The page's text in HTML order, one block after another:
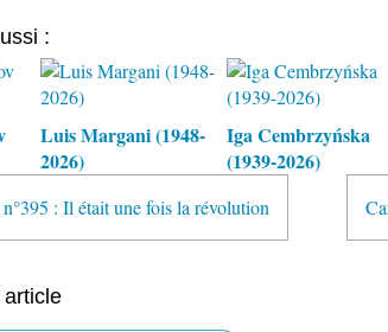
:
Luis Margani (1948-
2026)
Iga Cembrzyńska
(1939-2026)
: Il était une fois la révolution
article